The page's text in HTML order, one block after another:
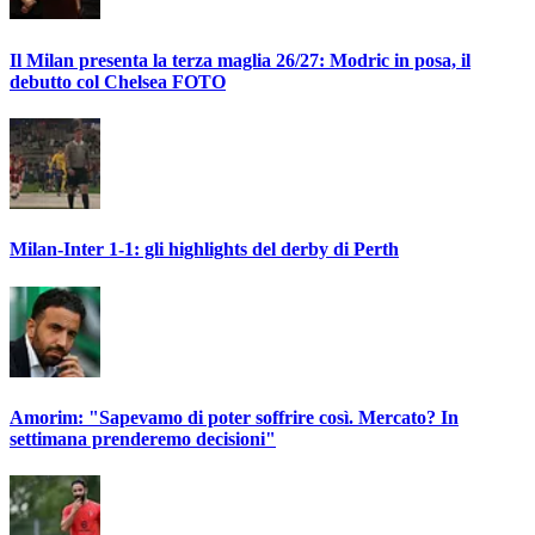
Il Milan presenta la terza maglia 26/27: Modric in posa, il
debutto col Chelsea FOTO
Milan-Inter 1-1: gli highlights del derby di Perth
Amorim: "Sapevamo di poter soffrire così. Mercato? In
settimana prenderemo decisioni"